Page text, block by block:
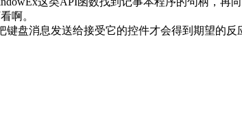
啊。
盘消息发送给接受它的控件才会得到期望的